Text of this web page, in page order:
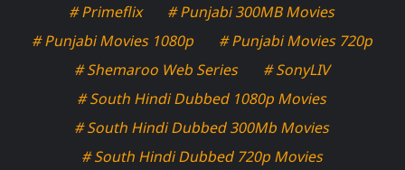
# Primeflix
# Punjabi 300MB Movies
# Punjabi Movies 1080p
# Punjabi Movies 720p
# Shemaroo Web Series
# SonyLIV
# South Hindi Dubbed 1080p Movies
# South Hindi Dubbed 300Mb Movies
# South Hindi Dubbed 720p Movies